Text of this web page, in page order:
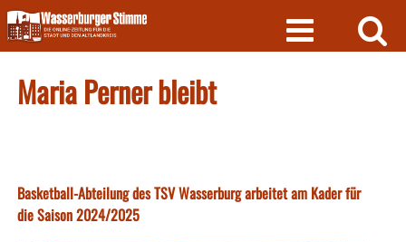
Skip
to
content
Maria Perner bleibt
Basketball-Abteilung des TSV Wasserburg arbeitet am Kader für
die Saison 2024/2025